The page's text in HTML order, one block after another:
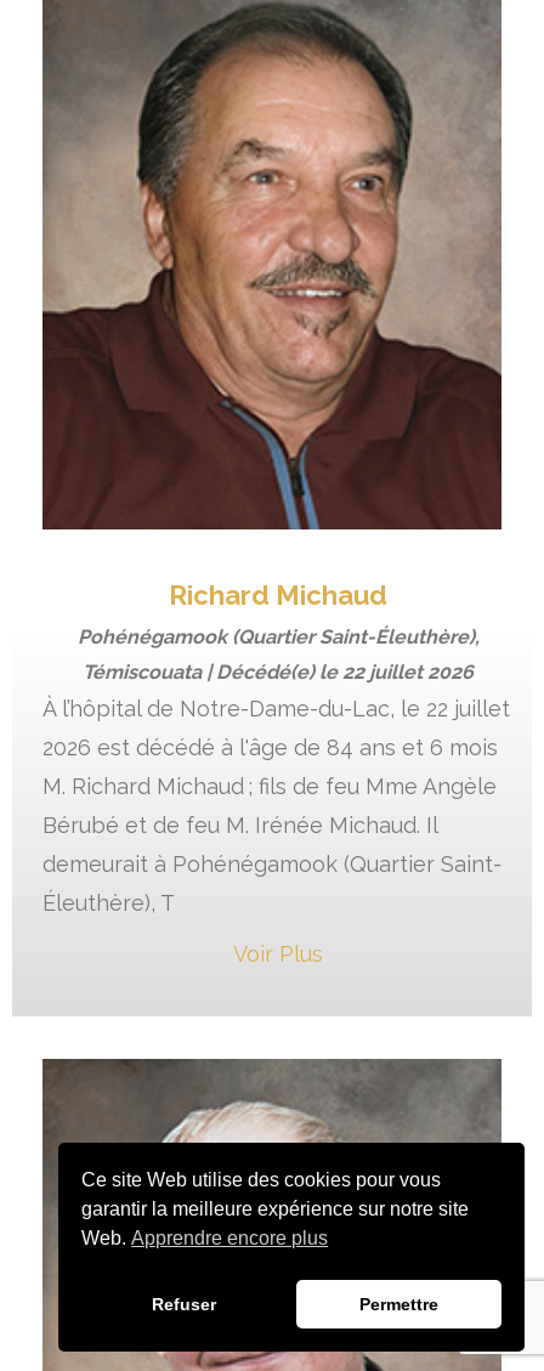
Richard Michaud
Pohénégamook (Quartier Saint-Éleuthère),
Témiscouata | Décédé(e) le 22 juillet 2026
À l’hôpital de Notre-Dame-du-Lac, le 22 juillet
2026 est décédé à l'âge de 84 ans et 6 mois
M. Richard Michaud ; fils de feu Mme Angèle
Bérubé et de feu M. Irénée Michaud. Il
demeurait à Pohénégamook (Quartier Saint-
Éleuthère), T
Voir Plus
Ce site Web utilise des cookies pour vous
garantir la meilleure expérience sur notre site
Web.Apprendre encore plus
Refuser Permettre